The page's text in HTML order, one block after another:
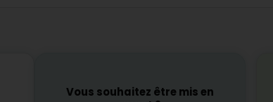
Vous souhaitez être mis en